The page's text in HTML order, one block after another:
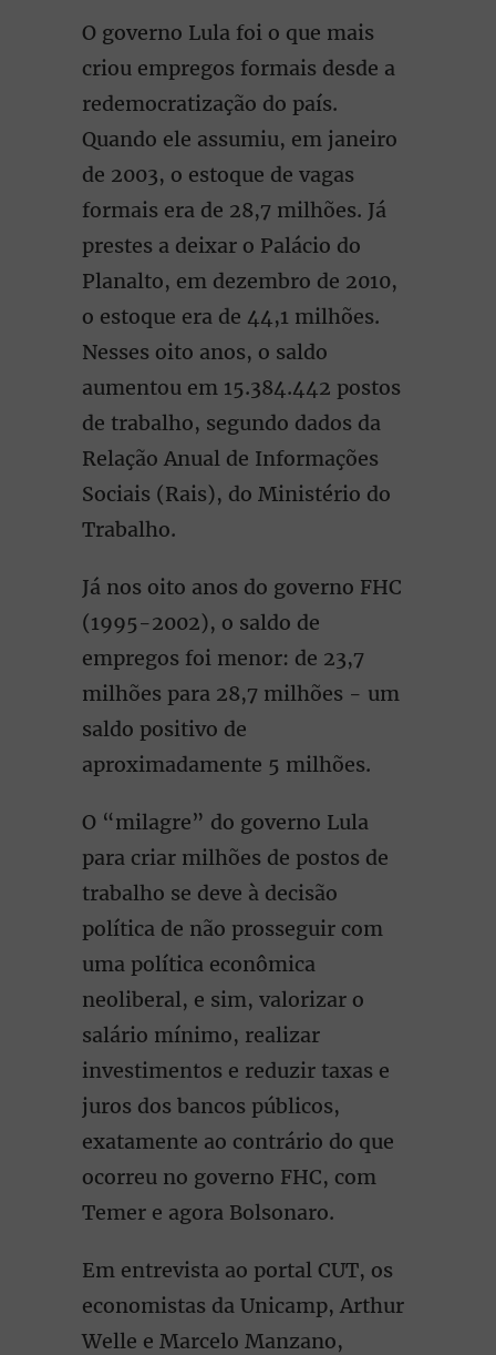
O governo Lula foi o que mais
criou empregos formais desde a
redemocratização do país.
Quando ele assumiu, em janeiro
de 2003, o estoque de vagas
formais era de 28,7 milhões. Já
prestes a deixar o Palácio do
Planalto, em dezembro de 2010,
o estoque era de 44,1 milhões.
Nesses oito anos, o saldo
aumentou em 15.384.442 postos
de trabalho, segundo dados da
Relação Anual de Informações
Sociais (Rais), do Ministério do
Trabalho.
Já nos oito anos do governo FHC
(1995-2002), o saldo de
empregos foi menor: de 23,7
milhões para 28,7 milhões - um
saldo positivo de
aproximadamente 5 milhões.
O “milagre” do governo Lula
para criar milhões de postos de
trabalho se deve à decisão
política de não prosseguir com
uma política econômica
neoliberal, e sim, valorizar o
salário mínimo, realizar
investimentos e reduzir taxas e
juros dos bancos públicos,
exatamente ao contrário do que
ocorreu no governo FHC, com
Temer e agora Bolsonaro.
Em entrevista ao portal CUT, os
economistas da Unicamp, Arthur
Welle e Marcelo Manzano,